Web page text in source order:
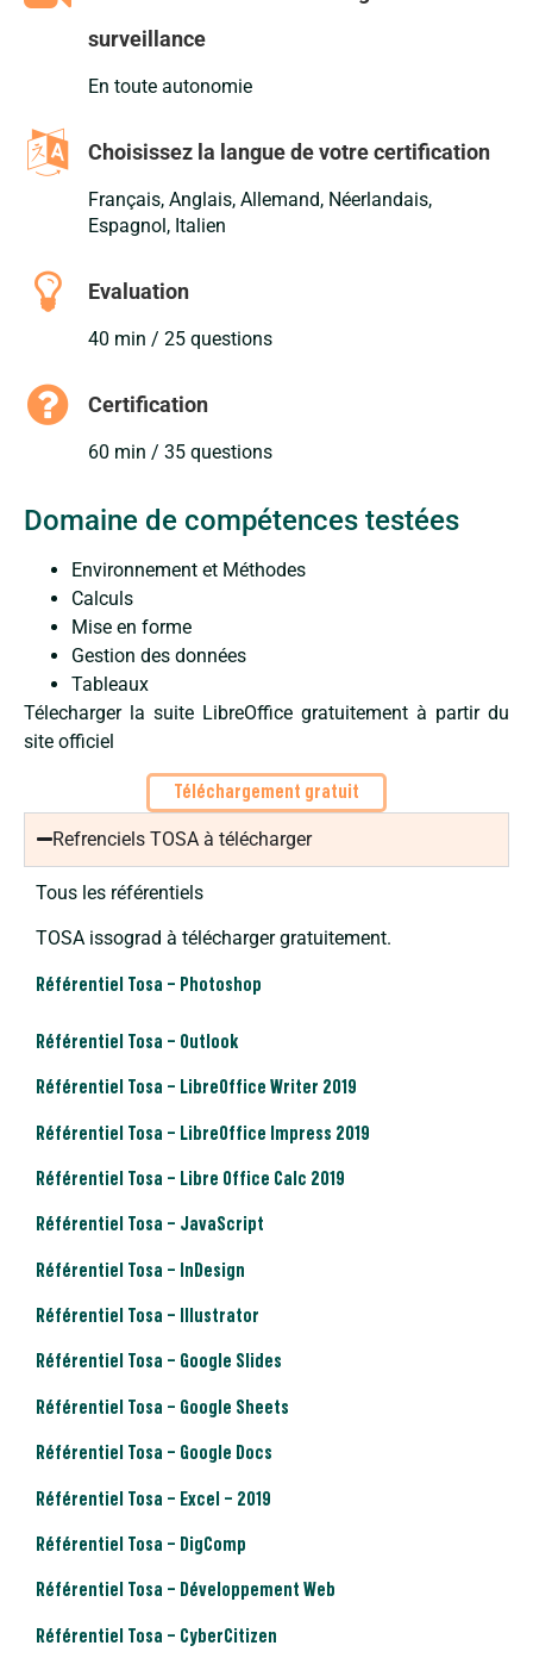
surveillance
En toute autonomie
Choisissez la langue de votre certification
Français, Anglais, Allemand, Néerlandais,
Espagnol, Italien
Evaluation
40 min / 25 questions
Certification
60 min / 35 questions
Domaine de compétences testées
Environnement et Méthodes
Calculs
Mise en forme
Gestion des données
Tableaux
Télecharger la suite LibreOffice gratuitement à partir du
site officiel
Téléchargement gratuit
Refrenciels TOSA à télécharger
Tous les référentiels
TOSA issograd à télécharger gratuitement.
Référentiel Tosa – Photoshop
Référentiel Tosa – Outlook
Référentiel Tosa – LibreOffice Writer 2019
Référentiel Tosa – LibreOffice Impress 2019
Référentiel Tosa – Libre Office Calc 2019
Référentiel Tosa – JavaScript
Référentiel Tosa – InDesign
Référentiel Tosa – Illustrator
Référentiel Tosa – Google Slides
Référentiel Tosa – Google Sheets
Référentiel Tosa – Google Docs
Référentiel Tosa – Excel – 2019
Référentiel Tosa – DigComp
Référentiel Tosa – Développement Web
Référentiel Tosa – CyberCitizen